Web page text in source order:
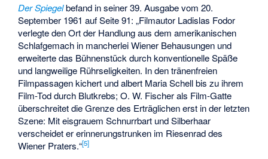
Der Spiegelbefand in seiner 39. Ausgabe vom 20.
September 1961 auf Seite 91: „Filmautor Ladislas Fodor
verlegte den Ort der Handlung aus dem amerikanischen
Schlafgemach in mancherlei Wiener Behausungen und
erweiterte das Bühnenstück durch konventionelle Späße
und langweilige Rührseligkeiten. In den tränenfreien
Filmpassagen kichert und albert Maria Schell bis zu ihrem
Film-Tod durch Blutkrebs; O. W. Fischer als Film-Gatte
überschreitet die Grenze des Erträglichen erst in der letzten
Szene: Mit eisgrauem Schnurrbart und Silberhaar
verscheidet er erinnerungstrunken im Riesenrad des
Wiener Praters.“[5]